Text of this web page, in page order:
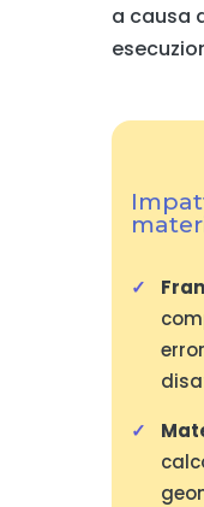
a causa